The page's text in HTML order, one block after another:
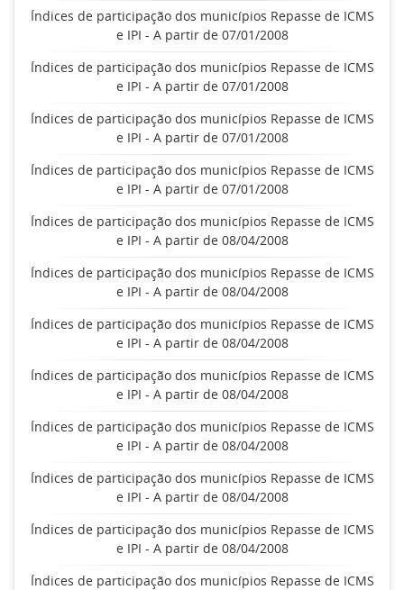
Índices de participação dos municípios Repasse de ICMS
e IPI - A partir de 07/01/2008
Índices de participação dos municípios Repasse de ICMS
e IPI - A partir de 07/01/2008
Índices de participação dos municípios Repasse de ICMS
e IPI - A partir de 07/01/2008
Índices de participação dos municípios Repasse de ICMS
e IPI - A partir de 07/01/2008
Índices de participação dos municípios Repasse de ICMS
e IPI - A partir de 08/04/2008
Índices de participação dos municípios Repasse de ICMS
e IPI - A partir de 08/04/2008
Índices de participação dos municípios Repasse de ICMS
e IPI - A partir de 08/04/2008
Índices de participação dos municípios Repasse de ICMS
e IPI - A partir de 08/04/2008
Índices de participação dos municípios Repasse de ICMS
e IPI - A partir de 08/04/2008
Índices de participação dos municípios Repasse de ICMS
e IPI - A partir de 08/04/2008
Índices de participação dos municípios Repasse de ICMS
e IPI - A partir de 08/04/2008
Índices de participação dos municípios Repasse de ICMS